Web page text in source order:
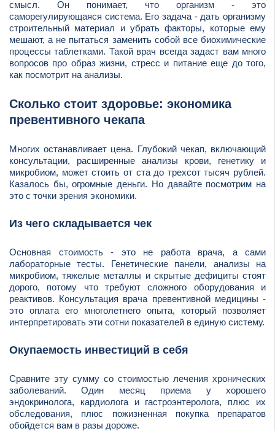
смысл. Он понимает, что организм - это
саморегулирующаяся система. Его задача - дать организму
строительный материал и убрать факторы, которые ему
мешают, а не пытаться заменить собой все биохимические
процессы таблетками. Такой врач всегда задаст вам много
вопросов про образ жизни, стресс и питание еще до того,
как посмотрит на анализы.
Сколько стоит здоровье: экономика
превентивного чекапа
Многих останавливает цена. Глубокий чекап, включающий
консультации, расширенные анализы крови, генетику и
микробиом, может стоить от ста до трехсот тысяч рублей.
Казалось бы, огромные деньги. Но давайте посмотрим на
это с точки зрения экономики.
Из чего складывается чек
Основная стоимость - это не работа врача, а сами
лабораторные тесты. Генетические панели, анализы на
микробиом, тяжелые металлы и скрытые дефициты стоят
дорого, потому что требуют сложного оборудования и
реактивов. Консультация врача превентивной медицины -
это оплата его многолетнего опыта, который позволяет
интерпретировать эти сотни показателей в единую систему.
Окупаемость инвестиций в себя
Сравните эту сумму со стоимостью лечения хронических
заболеваний. Один месяц приема у хорошего
эндокринолога, кардиолога и гастроэнтеролога, плюс их
обследования, плюс пожизненная покупка препаратов
обойдется вам в разы дороже.